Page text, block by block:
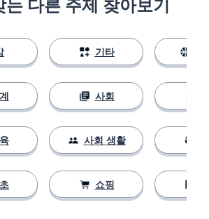
기타
사회
사회 생활
쇼핑